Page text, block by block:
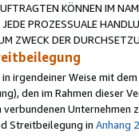
KÖNNEN IM
PROZESSUALE
ZWECK DER
irgendeiner Weise mit
den im Rahmen dieser
Streitbeilegung in Anhang 2